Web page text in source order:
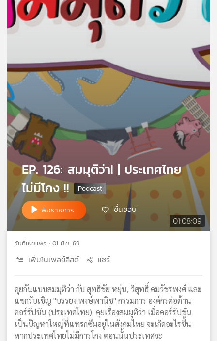
ข่าว
เกี่ยว
กับ
เรา
เครือ
ข่าย
วิทยุ
ไทย
บี
เอส
แผนที่
วิทยุ
01:08:09
EP. 126: สมมุติว่า! | ประเทศไทย
ไม่มีโกง !!
ฟังรายการ ชื่นชอบ
วันที่เผยแพร่ : 01 มิ.ย. 69
เพิ่มในเพลย์ลิสต์ แชร์
คุยกันแบบสมมุติว่า กับ สุทธิชัย หยุ่น, วิสุทธิ์ คมวัชรพงศ์ และ
แขกรับเชิญ "บรรยง พงษ์พานิช" กรรมการ องค์กรต่อต้าน
คอร์รัปชัน (ประเทศไทย) คุยเรื่องสมมุติว่า เมื่อคอร์รัปชัน
เป็นปัญหาใหญ่ที่แทรกซึมอยู่ในสังคมไทย จะเกิดอะไรขึ้น
หากประเทศไทยไม่มีการโกง ตอนนั้นประเทศจะ